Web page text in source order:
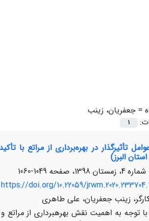
= جعفریان، زینب
1
البرز)
1049-1060
https://doi.org/10.22059/
زینب جعفریان، علی طاهری
با توجه به اهمیت نقش بهره­برداری از